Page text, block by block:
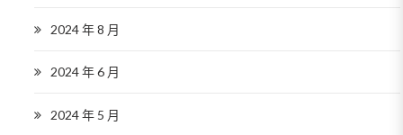
2024 年 8 月
2024 年 6 月
2024 年 5 月